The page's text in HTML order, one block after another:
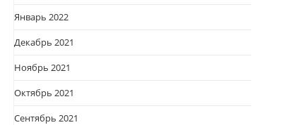
Январь 2022
Декабрь 2021
Ноябрь 2021
Октябрь 2021
Сентябрь 2021